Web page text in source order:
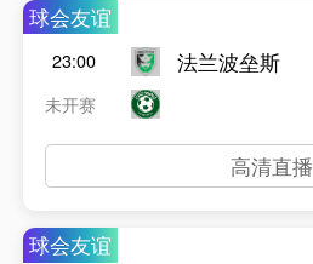
球会友谊
23:00
未开赛
法兰波垒斯
高清直播
球会友谊